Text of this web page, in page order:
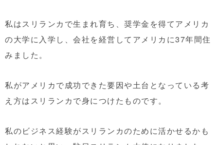
私はスリランカで生まれ育ち、奨学金を得てアメリカ
の大学に入学し、会社を経営してアメリカに37年間住
みました。
私がアメリカで成功できた要因や土台となっている考
え方はスリランカで身につけたものです。
私のビジネス経験がスリランカのために活かせるかも